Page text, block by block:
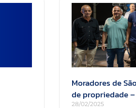
Moradores de
de propriedade
28/02/2025